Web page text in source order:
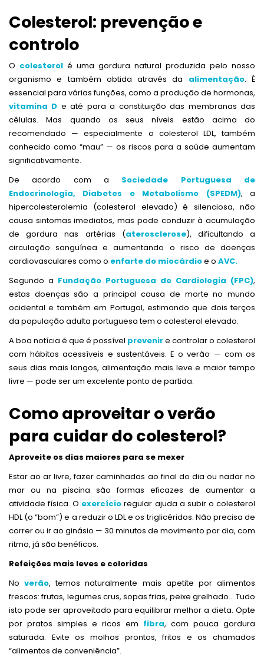
Colesterol: prevenção e
controlo
O colesterol é uma gordura natural produzida pelo nosso
organismo e também obtida através da alimentação. É
essencial para várias funções, como a produção de hormonas,
vitamina D e até para a constituição das membranas das
células. Mas quando os seus níveis estão acima do
recomendado — especialmente o colesterol LDL, também
conhecido como “mau” — os riscos para a saúde aumentam
significativamente.
De acordo com a Sociedade Portuguesa de
Endocrinologia, Diabetes e Metabolismo (SPEDM), a
hipercolesterolemia (colesterol elevado) é silenciosa, não
causa sintomas imediatos, mas pode conduzir à acumulação
de gordura nas artérias (aterosclerose), dificultando a
circulação sanguínea e aumentando o risco de doenças
cardiovasculares como o enfarte do miocárdioe o AVC.
Segundo a Fundação Portuguesa de Cardiologia (FPC),
estas doenças são a principal causa de morte no mundo
ocidental e também em Portugal, estimando que dois terços
da população adulta portuguesa tem o colesterol elevado.
A boa notícia é que é possível prevenire controlar o colesterol
com hábitos acessíveis e sustentáveis. E o verão — com os
seus dias mais longos, alimentação mais leve e maior tempo
livre — pode ser um excelente ponto de partida.
Como aproveitar o verão
para cuidar do colesterol?
Aproveite os dias maiores para se mexer
Estar ao ar livre, fazer caminhadas ao final do dia ou nadar no
mar ou na piscina são formas eficazes de aumentar a
atividade física. O exercício regular ajuda a subir o colesterol
HDL (o “bom”) e a reduzir o LDL e os triglicéridos. Não precisa de
correr ou ir ao ginásio — 30 minutos de movimento por dia, com
ritmo, já são benéficos.
Refeições mais leves e coloridas
Noverão, temos naturalmente mais apetite por alimentos
frescos: frutas, legumes crus, sopas frias, peixe grelhado… Tudo
isto pode ser aproveitado para equilibrar melhor a dieta. Opte
por pratos simples e ricos em fibra, com pouca gordura
saturada. Evite os molhos prontos, fritos e os chamados
“alimentos de conveniência”.